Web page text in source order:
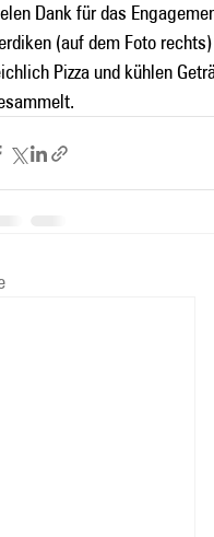
Dank für das
(auf dem Foto
Pizza und kühlen